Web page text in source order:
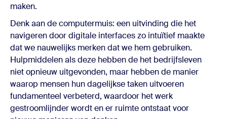
maken.
Denk aan de computermuis: een uitvinding die het
navigeren door digitale interfaces zo intuïtief maakte
dat we nauwelijks merken dat we hem gebruiken.
Hulpmiddelen als deze hebben de het bedrijfsleven
niet opnieuw uitgevonden, maar hebben de manier
waarop mensen hun dagelijkse taken uitvoeren
fundamenteel verbeterd, waardoor het werk
gestroomlijnder wordt en er ruimte ontstaat voor